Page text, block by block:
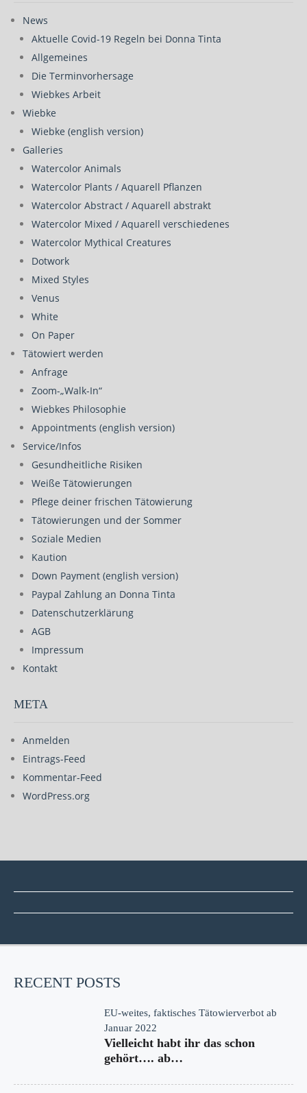
News
Aktuelle Covid-19 Regeln bei Donna Tinta
Allgemeines
Die Terminvorhersage
Wiebkes Arbeit
Wiebke
Wiebke (english version)
Galleries
Watercolor Animals
Watercolor Plants / Aquarell Pflanzen
Watercolor Abstract / Aquarell abstrakt
Watercolor Mixed / Aquarell verschiedenes
Watercolor Mythical Creatures
Dotwork
Mixed Styles
Venus
White
On Paper
Tätowiert werden
Anfrage
Zoom-„Walk-In“
Wiebkes Philosophie
Appointments (english version)
Service/Infos
Gesundheitliche Risiken
Weiße Tätowierungen
Pflege deiner frischen Tätowierung
Tätowierungen und der Sommer
Soziale Medien
Kaution
Down Payment (english version)
Paypal Zahlung an Donna Tinta
Datenschutzerklärung
AGB
Impressum
Kontakt
META
Anmelden
Eintrags-Feed
Kommentar-Feed
WordPress.org
RECENT POSTS
EU-weites, faktisches Tätowierverbot ab
Januar 2022
Vielleicht habt ihr das schon
gehört…. ab…